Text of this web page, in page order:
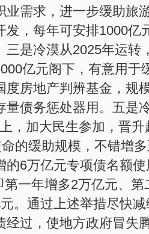
业需求，进一步缓助旅
发，每年可安排1000
三是冷漠从2025年运转
亿元阁下，有意用于
度房地产判辨基金，规
量债务惩处器用。五是
，加大民生参加，晋
命的缓助规模，不错增
的6万亿元专项债名额使
第一年增多2万亿元、
。通过上述举措尽快
经过，使地方政府冒失